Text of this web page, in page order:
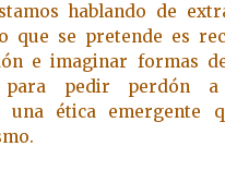
hablando de
que se pretende es
e imaginar formas
para pedir perdón a
una ética emergente